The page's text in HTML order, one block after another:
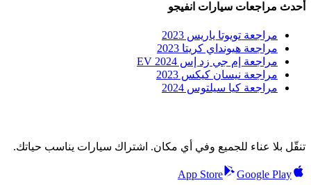
أحدث مراجعات سيارات انفيجو
مراجعة تويوتا ياريس 2023
مراجعة هيونداي كريتا 2023
مراجعة إم جي زد إس EV 2024
مراجعة نيسان كيكس 2023
مراجعة كيا سيلتوس 2024
تنقّل بلا عناء للجميع وفي أي مكان. اشتراك سيارات يناسب حياتك.
App Store Google Play